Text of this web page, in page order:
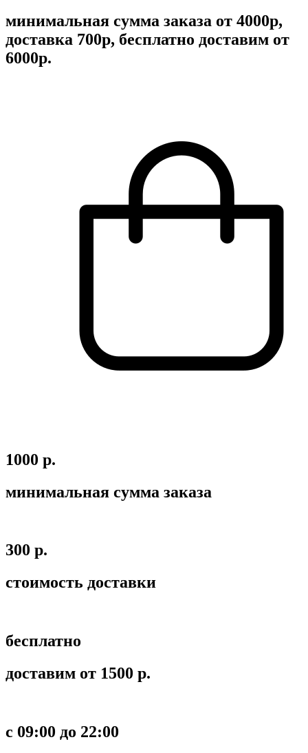
минимальная сумма заказа от 4000р,
доставка 700р, бесплатно доставим от
6000р.
1000 р.
минимальная сумма заказа
300 р.
стоимость доставки
бесплатно
доставим от 1500 р.
c 09:00 до 22:00